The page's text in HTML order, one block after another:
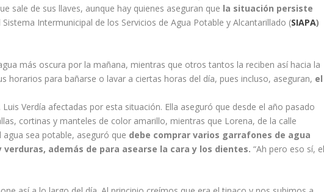
sale de sus llaves, aunque hay quienes aseguran que la situación persiste
Sistema Intermunicipal de los Servicios de Agua Potable y Alcantarillado (SIAPA)
más oscura por la mañana, mientras que otros tantos la reciben así hacia la
horarios para bañarse o lavar a ciertas horas del día, pues incluso, aseguran, el
Luis Verdía afectadas por esta situación. Ella aseguró que desde el año pasado
cortinas y manteles de color amarillo, mientras que Lorena, de la calle
sea potable, aseguró que debe comprar varios garrafones de agua
además de para asearse la cara y los dientes. “Ah pero eso sí,